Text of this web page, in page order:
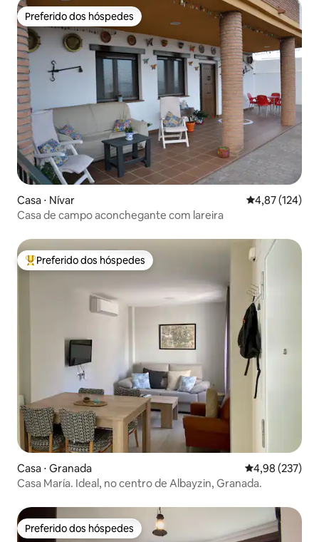
Preferido dos hóspedes
Preferido dos hóspedes
Casa ⋅ Nívar 4,87 de uma
4,87 (124)
Casa de campo aconchegante com lareira
Entre os melhores preferidos dos hóspedes
Preferido dos hóspedes
Casa ⋅ Granada 4,98 de uma
4,98 (237)
Casa María. Ideal, no centro de Albayzin, Granada.
Preferido dos hóspedes
Preferido dos hóspedes